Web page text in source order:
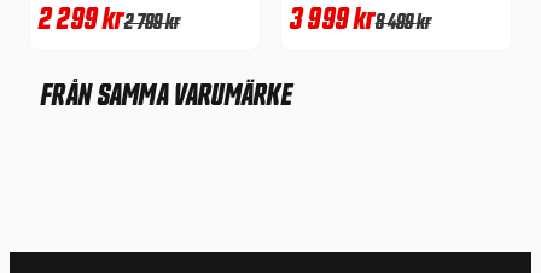
2 299kr2 799kr 3 999kr8 499kr
FRÅN SAMMA VARUMÄRKE